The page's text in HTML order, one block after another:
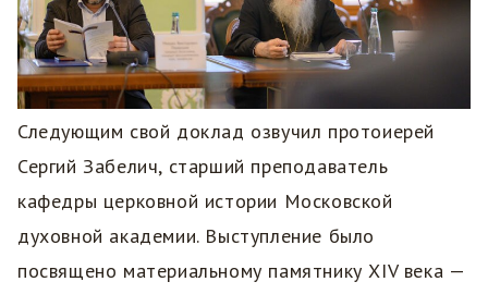
Следующим свой доклад озвучил протоиерей
Сергий Забелич, старший преподаватель
кафедры церковной истории Московской
духовной академии. Выступление было
посвящено материальному памятнику XIV века —